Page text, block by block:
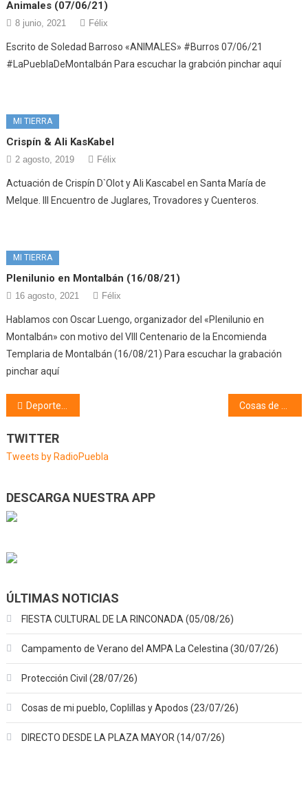
Animales (07/06/21)
8 junio, 2021 Félix
Escrito de Soledad Barroso «ANIMALES» #Burros 07/06/21
#LaPueblaDeMontalbán Para escuchar la grabción pinchar aquí
MI TIERRA
Crispín & Ali KasKabel
2 agosto, 2019 Félix
Actuación de Crispín D`Olot y Ali Kascabel en Santa María de
Melque. III Encuentro de Juglares, Trovadores y Cuenteros.
MI TIERRA
Plenilunio en Montalbán (16/08/21)
16 agosto, 2021 Félix
Hablamos con Oscar Luengo, organizador del «Plenilunio en
Montalbán» con motivo del VIII Centenario de la Encomienda
Templaria de Montalbán (16/08/21) Para escuchar la grabación
pinchar aquí
Navegación
de
entradas
Deporte (20/02/23)
TWITTER
Tweets by RadioPuebla
DESCARGA NUESTRA APP
ÚLTIMAS NOTICIAS
FIESTA CULTURAL DE LA RINCONADA (05/08/26)
Campamento de Verano del AMPA La Celestina (30/07/26)
Protección Civil (28/07/26)
Cosas de mi pueblo, Coplillas y Apodos (23/07/26)
DIRECTO DESDE LA PLAZA MAYOR (14/07/26)